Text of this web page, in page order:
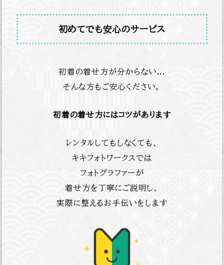
初めてでも安心のサービス
初着の着せ方が分からない...
そんな方もご安心ください。
初着の着せ方にはコツがあります
レンタルしてもしなくても、
キキフォトワークスでは
フォトグラファーが
着せ方を丁寧にご説明し、
実際に整えるお手伝いをします